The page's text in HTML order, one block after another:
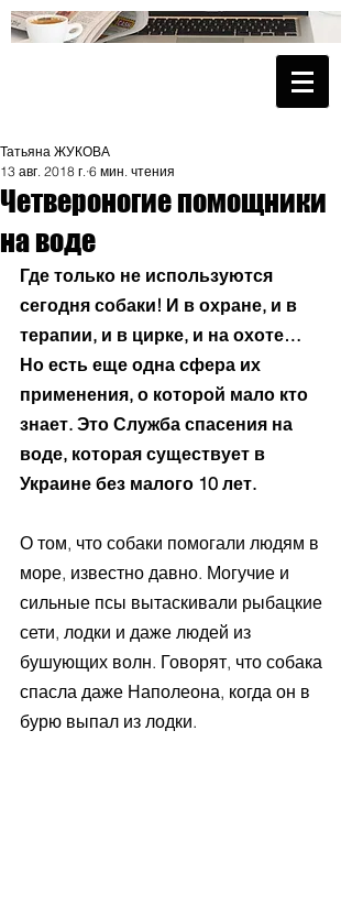
Четвероногие помощники
на воде
Татьяна ЖУКОВА
13 авг. 2018 г. 6 мин. чтения
Где только не используются
сегодня собаки! И в охране, и в
терапии, и в цирке, и на охоте…
Но есть еще одна сфера их
применения, о которой мало кто
знает. Это Служба спасения на
воде, которая существует в
Украине без малого 10 лет.
О том, что собаки помогали людям в
море, известно давно. Могучие и
сильные псы вытаскивали рыбацкие
сети, лодки и даже людей из
бушующих волн. Говорят, что собака
спасла даже Наполеона, когда он в
бурю выпал из лодки.